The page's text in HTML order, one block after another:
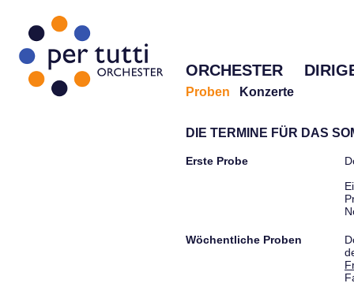
ORCHESTER
Proben Konzerte
DIE TERMINE FÜR DAS
Erste Probe
Wöchentliche Proben